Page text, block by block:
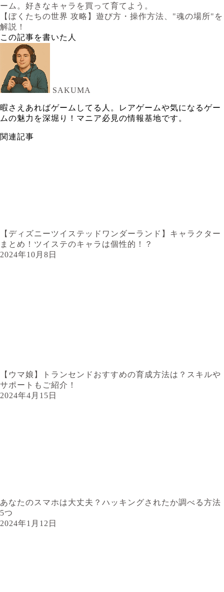
ーム。好きなキャラを買って育てよう。
【ぼくたちの世界 攻略】遊び方・操作方法、"魂の場所"を
解説！
この記事を書いた人
SAKUMA
暇さえあればゲームしてる人。レアゲームや気になるゲー
ムの魅力を深堀り！マニア必見の情報基地です。
関連記事
【ディズニーツイステッドワンダーランド】キャラクター
まとめ！ツイステのキャラは個性的！？
2024年10月8日
【ウマ娘】トランセンドおすすめの育成方法は？スキルや
サポートもご紹介！
2024年4月15日
あなたのスマホは大丈夫？ハッキングされたか調べる方法
5つ
2024年1月12日